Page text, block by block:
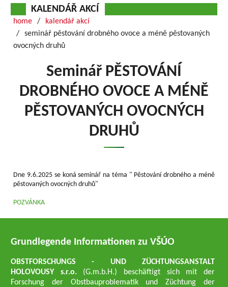
KALENDÁŘ AKCÍ
home
kalendář akcí
seminář pěstování drobného ovoce a méně pěstovaných
ovocných druhů
Seminář PĚSTOVÁNÍ
DROBNÉHO OVOCE A MÉNĚ
PĚSTOVANÝCH OVOCNÝCH
DRUHŮ
Dne 9.6.2025 se koná seminář na téma " Pěstování drobného a méně
pěstovaných ovocných druhů"
POZVÁNKA
Grundlegende Informationen zu VŠÚO
OBSTFORSCHUNGS - UND ZÜCHTUNGSANSTALT
HOLOVOUSY s.r.o. (G.m.b.H.) beschäftigt sich mit der
Forschung der Obstbauproblematik und Züchtung der